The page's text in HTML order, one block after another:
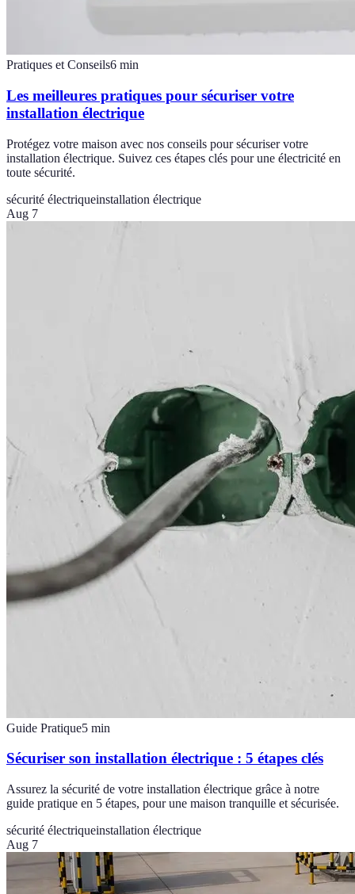
Pratiques et Conseils6 min
Les meilleures pratiques pour sécuriser votre
installation électrique
Protégez votre maison avec nos conseils pour sécuriser votre
installation électrique. Suivez ces étapes clés pour une électricité en
toute sécurité.
sécurité électriqueinstallation électrique
Aug 7
Guide Pratique5 min
Sécuriser son installation électrique : 5 étapes clés
Assurez la sécurité de votre installation électrique grâce à notre
guide pratique en 5 étapes, pour une maison tranquille et sécurisée.
sécurité électriqueinstallation électrique
Aug 7